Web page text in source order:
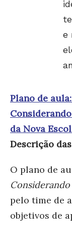
e
Plano de
da Nova
Descrição
O plano de
pelo time de
objetivos de